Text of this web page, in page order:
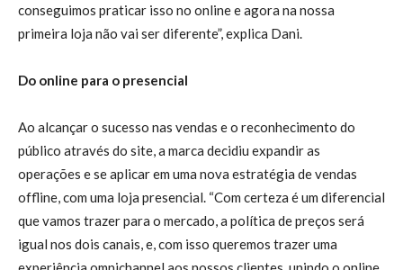
conseguimos praticar isso no online e agora na nossa
primeira loja não vai ser diferente”, explica Dani.
Do online para o presencial
Ao alcançar o sucesso nas vendas e o reconhecimento do
público através do site, a marca decidiu expandir as
operações e se aplicar em uma nova estratégia de vendas
offline, com uma loja presencial. “Com certeza é um diferencial
que vamos trazer para o mercado, a política de preços será
igual nos dois canais, e, com isso queremos trazer uma